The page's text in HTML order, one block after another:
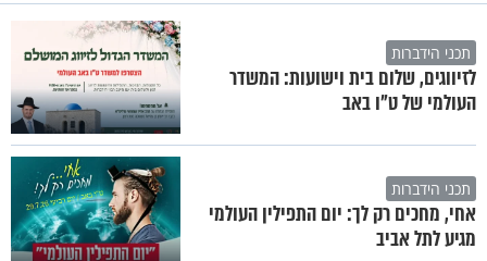
תכני הידברות
לזיווגים, שלום בית וישועות: המשדר
העולמי של ט"ו באב
תכני הידברות
אחי, מחכים רק לך: יום התפילין העולמי
מגיע לתל אביב